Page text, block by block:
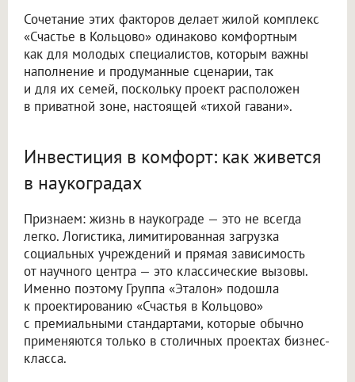
Сочетание этих факторов делает жилой комплекс
«Счастье в Кольцово» одинаково комфортным
как для молодых специалистов, которым важны
наполнение и продуманные сценарии, так
и для их семей, поскольку проект расположен
в приватной зоне, настоящей «тихой гавани».
Инвестиция в комфорт: как живется
в наукоградах
Признаем: жизнь в наукограде — это не всегда
легко. Логистика, лимитированная загрузка
социальных учреждений и прямая зависимость
от научного центра — это классические вызовы.
Именно поэтому Группа «Эталон» подошла
к проектированию «Счастья в Кольцово»
с премиальными стандартами, которые обычно
применяются только в столичных проектах бизнес-
класса.